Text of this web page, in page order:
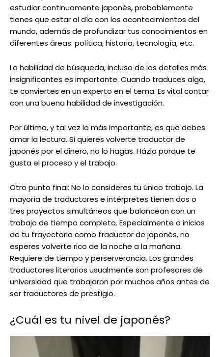
estudiar continuamente japonés, probablemente
tienes que estar al día con los acontecimientos del
mundo, además de profundizar tus conocimientos en
diferentes áreas: política, historia, tecnología, etc.
La habilidad de búsqueda, incluso de los detalles más
insignificantes es importante. Cuando traduces algo,
te conviertes en un experto en el tema. Es vital contar
con una buena habilidad de investigación.
Por último, y tal vez lo más importante, es que debes
amar la lectura. Si quieres volverte traductor de
japonés por el dinero, no lo hagas. Házlo porque te
gusta el proceso y el trabajo.
Otro punto final: No lo consideres tu único trabajo. La
mayoría de traductores e intérpretes tienen dos o
tres proyectos simultáneos que balancean con un
trabajo de tiempo completo. Especialmente a inicios
de tu trayectoria como traductor de japonés, no
esperes volverte rico de la noche a la mañana.
Requiere de tiempo y perserverancia. Los grandes
traductores literarios usualmente son profesores de
universidad que trabajaron por muchos años antes de
ser traductores de prestigio.
¿Cuál es tu nivel de japonés?